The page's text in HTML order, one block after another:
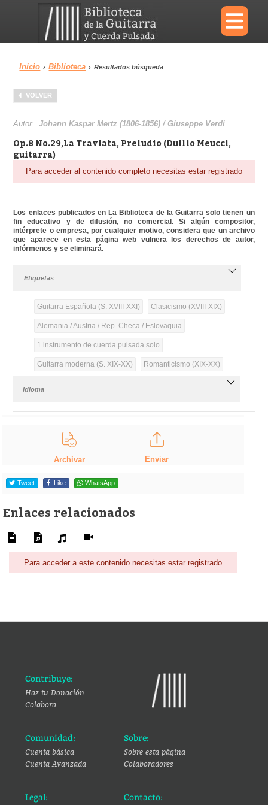
×
Menu
Biblioteca Diccionario
Área personal Reproductor
Inicio › Biblioteca › Resultados búsqueda
VOLVER
Autor:Johann Kaspar Mertz (1806-1856) / Giuseppe Verdi
Op.8 No.29,La Traviata, Preludio (Duilio Meucci,
guitarra)
Para acceder al contenido completo necesitas estar registrado
Los enlaces publicados en La Biblioteca de la Guitarra solo tienen un
fin educativo y de difusión, no comercial. Si algún compositor,
intérprete o empresa, por cualquier motivo, considera que un archivo
que aparece en esta página web vulnera los derechos de autor,
infórmenos y se eliminará.
Etiquetas
Guitarra Española (S. XVIII-XXI) Clasicismo (XVIII-XIX)
Alemania / Austria / Rep. Checa / Eslovaquia
1 instrumento de cuerda pulsada solo
Guitarra moderna (S. XIX-XX) Romanticismo (XIX-XX)
Idioma
Archivar Enviar
Tweet Like WhatsApp
Enlaces relacionados
Para acceder a este contenido necesitas estar registrado
Contribuye:
Haz tu Donación
Colabora
Comunidad:
Cuenta básica
Cuenta Avanzada
Sobre:
Sobre esta página
Colaboradores
Legal: Contacto: